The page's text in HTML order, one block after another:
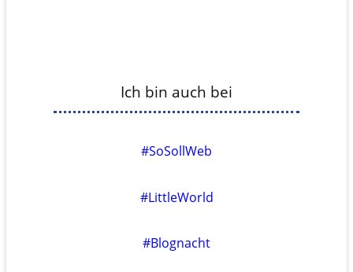
Ich bin auch bei
#SoSollWeb
#LittleWorld
#Blognacht